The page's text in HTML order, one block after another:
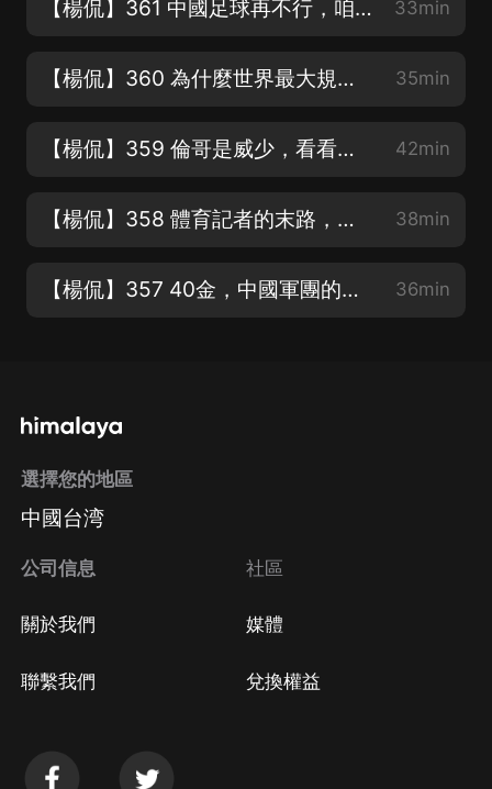
【楊侃】361 中國足球再不行，咱們也不能認慫 33min
【楊侃】360 為什麼世界最大規模的女籃聯賽，還要繼續擴軍？ 35min
【楊侃】359 倫哥是威少，看看誰是湖人 42min
【楊侃】358 體育記者的末路，全紅嬋的歸宿 38min
【楊侃】357 40金，中國軍團的新時代秘笈 36min
選擇您的地區
中國台湾
公司信息
關於我們
聯繫我們
社區
媒體
兌換權益